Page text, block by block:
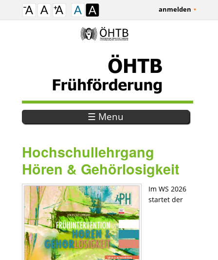
anmelden
☰ Menu
Hochschullehrgang
Hören & Gehörlosigkeit
Im WS 2026
startet der